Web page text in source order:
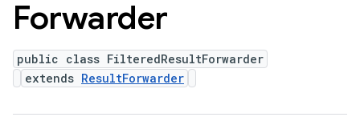
Forwarder
public class FilteredResultForwarder
extends ResultForwarder